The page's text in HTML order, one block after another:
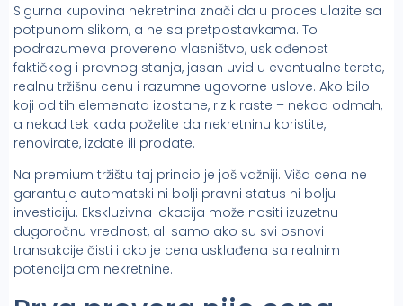
Sigurna kupovina nekretnina znači da u proces ulazite sa
potpunom slikom, a ne sa pretpostavkama. To
podrazumeva provereno vlasništvo, usklađenost
faktičkog i pravnog stanja, jasan uvid u eventualne terete,
realnu tržišnu cenu i razumne ugovorne uslove. Ako bilo
koji od tih elemenata izostane, rizik raste – nekad odmah,
a nekad tek kada poželite da nekretninu koristite,
renovirate, izdate ili prodate.
Na premium tržištu taj princip je još važniji. Viša cena ne
garantuje automatski ni bolji pravni status ni bolju
investiciju. Ekskluzivna lokacija može nositi izuzetnu
dugoročnu vrednost, ali samo ako su svi osnovi
transakcije čisti i ako je cena usklađena sa realnim
potencijalom nekretnine.